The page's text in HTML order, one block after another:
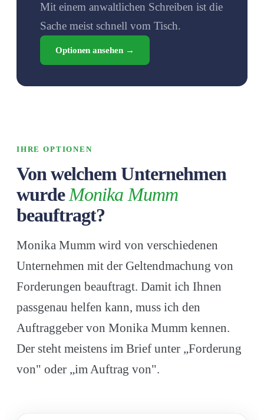
Mit einem anwaltlichen Schreiben ist die
Sache meist schnell vom Tisch.
Optionen ansehen →
IHRE OPTIONEN
Von welchem Unternehmen
wurde Monika Mumm
beauftragt?
Monika Mumm wird von verschiedenen
Unternehmen mit der Geltendmachung von
Forderungen beauftragt. Damit ich Ihnen
passgenau helfen kann, muss ich den
Auftraggeber von Monika Mumm kennen.
Der steht meistens im Brief unter „Forderung
von" oder „im Auftrag von".